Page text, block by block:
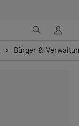
Bürger &